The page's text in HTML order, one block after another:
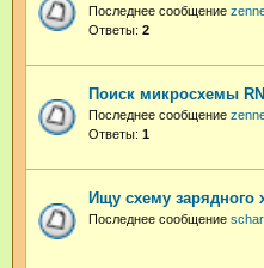
Последнее сообщение
Ответы: 2
Поиск микросхемы
Последнее сообщение
Ответы: 1
Ищу схему зарядного
Последнее сообщение